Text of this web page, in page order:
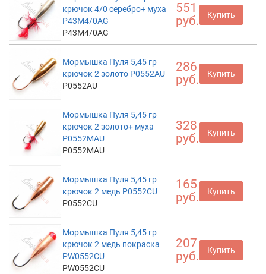
крючок 4/0 серебро+ муха
P43M4/0AG
P43M4/0AG
551
руб.
Купить
Мормышка Пуля 5,45 гр
крючок 2 золото P0552AU
P0552AU
286
руб.
Купить
Мормышка Пуля 5,45 гр
крючок 2 золото+ муха
P0552MAU
P0552MAU
328
руб.
Купить
Мормышка Пуля 5,45 гр
крючок 2 медь P0552CU
P0552CU
165
руб.
Купить
Мормышка Пуля 5,45 гр
крючок 2 медь покраска
PW0552CU
PW0552CU
207
руб.
Купить